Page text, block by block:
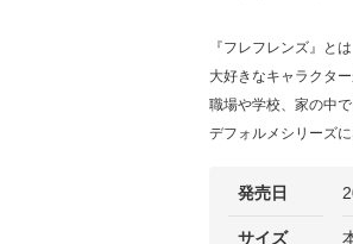
『フレフレンズ』とは
大好きなキャラクタ
職場や学校、家の中
デフォルメシリーズに
発売日
サイズ